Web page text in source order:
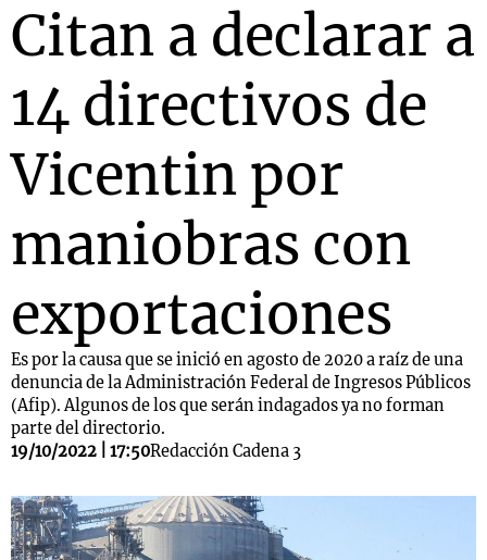
Citan a declarar a
14 directivos de
Vicentin por
maniobras con
exportaciones
Es por la causa que se inició en agosto de 2020 a raíz de una
denuncia de la Administración Federal de Ingresos Públicos
(Afip). Algunos de los que serán indagados ya no forman
parte del directorio.
19/10/2022 | 17:50Redacción Cadena 3